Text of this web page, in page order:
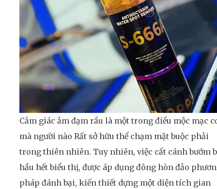
Cảm giác ảm đạm rầu là một trong điều mộc mạc
mà người nào Rất sở hữu thể chạm mặt buộc phải
trong thiên nhiên. Tuy nhiên, việc cất cánh bướm
hầu hết biểu thị, được áp dụng đông hòn đảo
pháp đánh bại, kiến thiết dựng một diện tích gian